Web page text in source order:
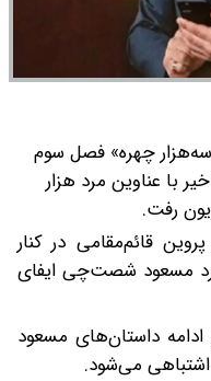
چهره» فصل سوم
با عناوین مرد هزار
رفت.
قائم‌مقامی در کنار
مسعود شصت‌چی ایفای
داستان‌های مسعود
می‌شود.